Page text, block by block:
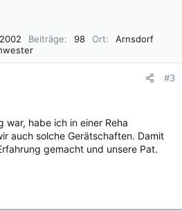
Beiträge 98 Ort
Arnsdorf
#3
war, habe ich in einer Reha
auch solche Gerätschaften. Damit
gemacht und unsere Pat.